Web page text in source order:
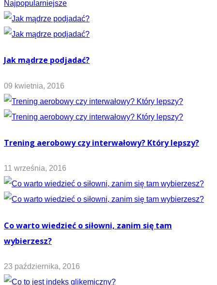
Najpopularniejsze
Jak mądrze podjadać?
09 kwietnia, 2016
Trening aerobowy czy interwałowy? Który lepszy?
11 września, 2016
Co warto wiedzieć o siłowni, zanim się tam
wybierzesz?
23 października, 2016